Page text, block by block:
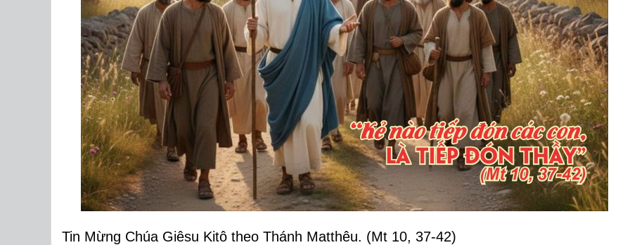
Tin Mừng Chúa Giêsu Kitô theo Thánh Matthêu. (Mt 10, 37-42)